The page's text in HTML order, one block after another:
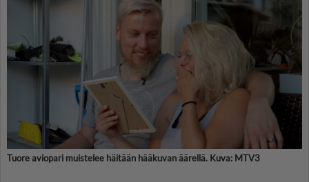
Tuore aviopari muistelee häitään hääkuvan äärellä. Kuva: MTV3